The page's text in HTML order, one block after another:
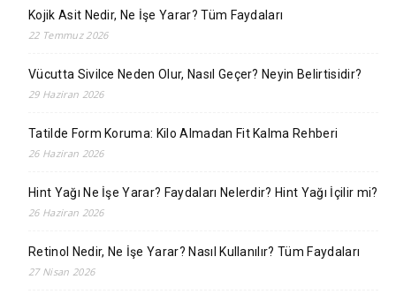
Kojik Asit Nedir, Ne İşe Yarar? Tüm Faydaları
22 Temmuz 2026
Vücutta Sivilce Neden Olur, Nasıl Geçer? Neyin Belirtisidir?
29 Haziran 2026
Tatilde Form Koruma: Kilo Almadan Fit Kalma Rehberi
26 Haziran 2026
Hint Yağı Ne İşe Yarar? Faydaları Nelerdir? Hint Yağı İçilir mi?
26 Haziran 2026
Retinol Nedir, Ne İşe Yarar? Nasıl Kullanılır? Tüm Faydaları
27 Nisan 2026